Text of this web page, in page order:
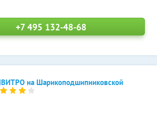
+7 495 132-48-68
на Шарикоподшипниковской